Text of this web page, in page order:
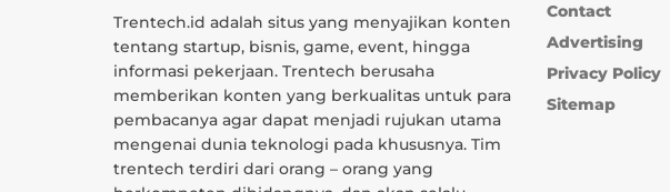
Trentech.id adalah situs yang menyajikan konten
tentang startup, bisnis, game, event, hingga
informasi pekerjaan. Trentech berusaha
memberikan konten yang berkualitas untuk para
pembacanya agar dapat menjadi rujukan utama
mengenai dunia teknologi pada khususnya. Tim
trentech terdiri dari orang – orang yang
Contact
Advertising
Privacy Policy
Sitemap